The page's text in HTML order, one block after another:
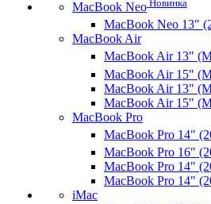
MacBook Neo
MacBook Neo 13"
MacBook Air
MacBook Air 13"
MacBook Air 15"
MacBook Air 13"
MacBook Air 15"
MacBook Pro
MacBook Pro 14"
MacBook Pro 16"
MacBook Pro 14"
MacBook Pro 14"
iMac